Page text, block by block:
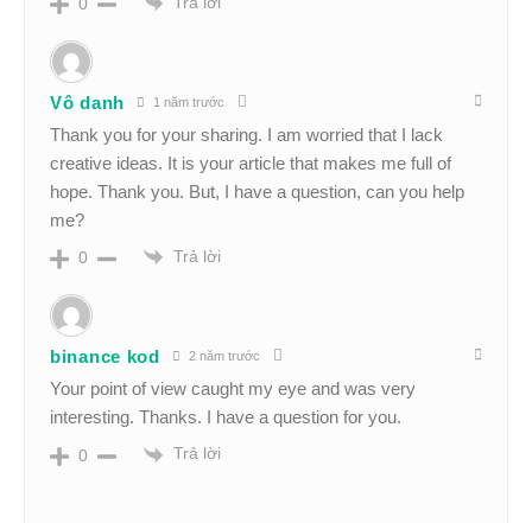
Vô danh 1 năm trước
Thank you for your sharing. I am worried that I lack
creative ideas. It is your article that makes me full of
hope. Thank you. But, I have a question, can you help
me?
0 Trả lời
binance kod 2 năm trước
Your point of view caught my eye and was very
interesting. Thanks. I have a question for you.
0 Trả lời